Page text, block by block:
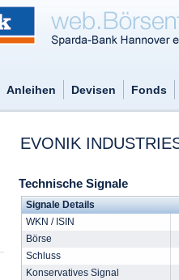
Anleihen Devisen Fonds
EVONIK
Technische Signale
Signale Details
WKN / ISIN
Börse
Schluss
Konservatives Signal